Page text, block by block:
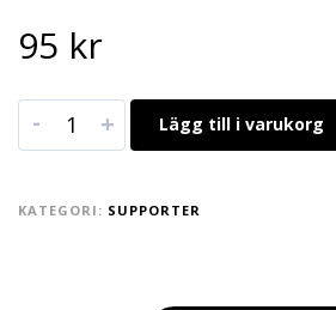
95 kr
- + Lägg till i varukorg
KATEGORI: SUPPORTER